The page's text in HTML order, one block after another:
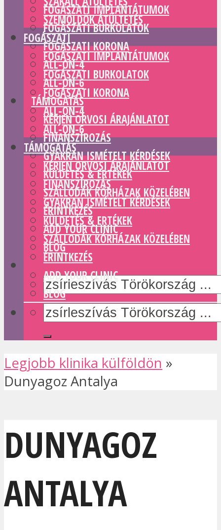
FOGÁSZATI IMPLANTÁTUMOK
FOGÁSZATI BURKOLATOK
FOGÁSZATI KORONA
ALL-ON-4
ALL-ON-6
TÁMOGATÁS
KÉRJEN ORVOSI ÁRAJÁNLATOT
FINANSZÍROZÁS
GYAKRAN ISMÉTELT KÉRDÉSEK
KÜLDETÉS & ERTÉKEK
SZÁLLODÁK KÓRHÁZAK KÖZELÉBEN
ÉRINTKEZÉS
ADD YOUR CLINIC
BLOG
SZEMÖLDÖK ÁTÜLTETÉS
FOGÁSZATI
FOGÁSZATI IMPLANTÁTUMOK
FOGÁSZATI BURKOLATOK
FOGÁSZATI KORONA
ALL-ON-4
ALL-ON-6
TÁMOGATÁS
KÉRJEN ORVOSI ÁRAJÁNLATOT
FINANSZÍROZÁS
GYAKRAN ISMÉTELT KÉRDÉSEK
KÜLDETÉS & ERTÉKEK
SZÁLLODÁK KÓRHÁZAK KÖZELÉBEN
ÉRINTKEZÉS
ADD YOUR CLINIC
BLOG
Legjobb klinika külföldön »
Dunyagoz Antalya
DUNYAGOZ
ANTALYA